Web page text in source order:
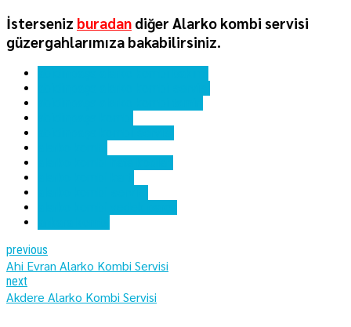
İsterseniz buradan diğer Alarko kombi servisi
güzergahlarımıza bakabilirsiniz.
previous
Ahi Evran Alarko Kombi Servisi
next
Akdere Alarko Kombi Servisi